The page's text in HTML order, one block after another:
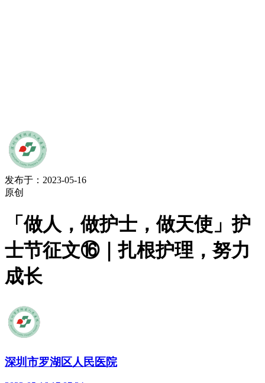
发布于：2023-05-16
原创
「做人，做护士，做天使」护
士节征文⑯｜扎根护理，努力
成长
深圳市罗湖区人民医院